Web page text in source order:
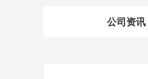
公司资讯